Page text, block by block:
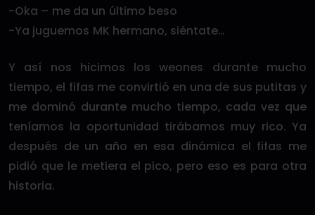
-Oka – me da un último beso
-Ya juguemos MK hermano, siéntate…
Y así nos hicimos los weones durante mucho
tiempo, el fifas me convirtió en una de sus putitas y
me dominó durante mucho tiempo, cada vez que
teníamos la oportunidad tirábamos muy rico. Ya
después de un año en esa dinámica el fifas me
pidió que le metiera el pico, pero eso es para otra
historia.